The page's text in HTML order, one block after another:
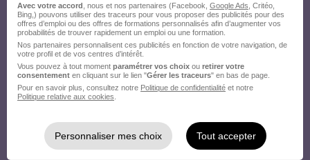
Avec votre accord , nous et nos partenaires (Facebook, Google Ads , Critéo,
Bing,) pouvons utiliser des traceurs pour vous proposer des publicités pour des
offres d’emploi ou des offres de formations personnalisés afin d’augmenter vos
probabilités de trouver rapidement un emploi ou une formation.
Nos partenaires personnalisent ces publicités en fonction de votre navigation, de
votre profil et de vos centres d’intérêt.
Vous pouvez à tout moment paramétrer vos choix ou retirer votre
consentement en cliquant sur le lien "Gérer les traceurs" en bas de page.
Pour en savoir plus, consultez notre Politique de confidentialité et notre
Politique relative aux cookies
Personnaliser mes choix Tout accepter